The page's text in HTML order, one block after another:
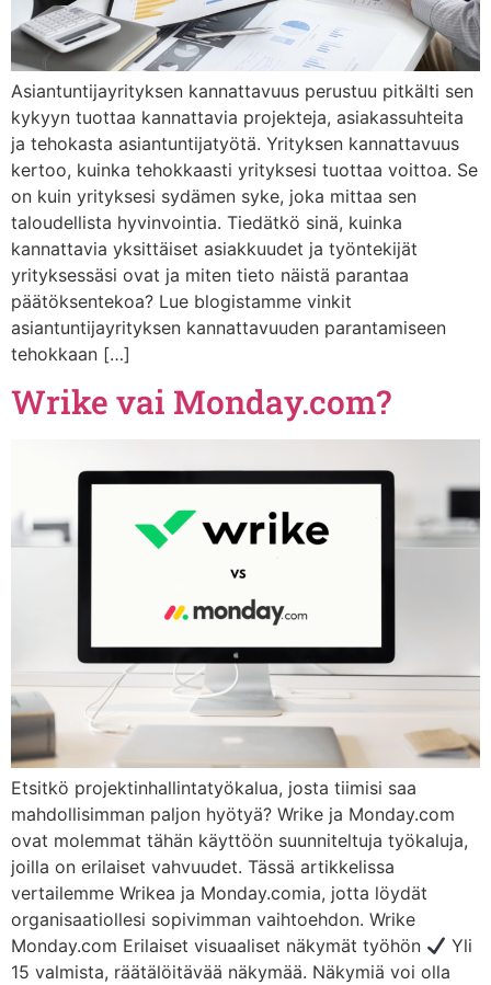
Asiantuntijayrityksen kannattavuus perustuu pitkälti sen
kykyyn tuottaa kannattavia projekteja, asiakassuhteita
ja tehokasta asiantuntijatyötä. Yrityksen kannattavuus
kertoo, kuinka tehokkaasti yrityksesi tuottaa voittoa. Se
on kuin yrityksesi sydämen syke, joka mittaa sen
taloudellista hyvinvointia. Tiedätkö sinä, kuinka
kannattavia yksittäiset asiakkuudet ja työntekijät
yrityksessäsi ovat ja miten tieto näistä parantaa
päätöksentekoa? Lue blogistamme vinkit
asiantuntijayrityksen kannattavuuden parantamiseen
tehokkaan […]
Wrike vai Monday.com?
Etsitkö projektinhallintatyökalua, josta tiimisi saa
mahdollisimman paljon hyötyä? Wrike ja Monday.com
ovat molemmat tähän käyttöön suunniteltuja työkaluja,
joilla on erilaiset vahvuudet. Tässä artikkelissa
vertailemme Wrikea ja Monday.comia, jotta löydät
organisaatiollesi sopivimman vaihtoehdon. Wrike
Monday.com Erilaiset visuaaliset näkymät työhön
Yli
15 valmista, räätälöitävää näkymää. Näkymiä voi olla